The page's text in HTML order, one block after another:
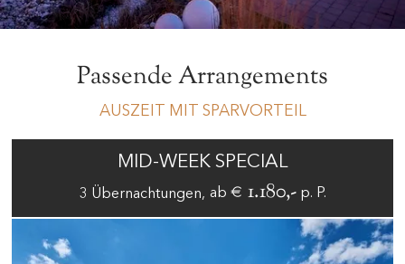
Passende Arrangements
AUSZEIT MIT SPARVORTEIL
MID-WEEK SPECIAL
3 Übernachtungen ab € 1.180,- p. P.